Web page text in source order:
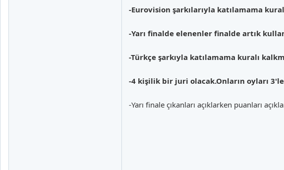
-Eurovision şarkılarıyla katılamama
-Yarı finalde elenenler finalde artık
-Türkçe şarkıyla katılamama kuralı
-4 kişilik bir juri olacak.Onların oyları
-Yarı finale çıkanları açıklarken puanları